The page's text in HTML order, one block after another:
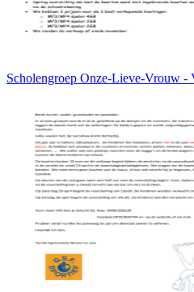
Scholengroep Onze-Lieve-Vrouw -